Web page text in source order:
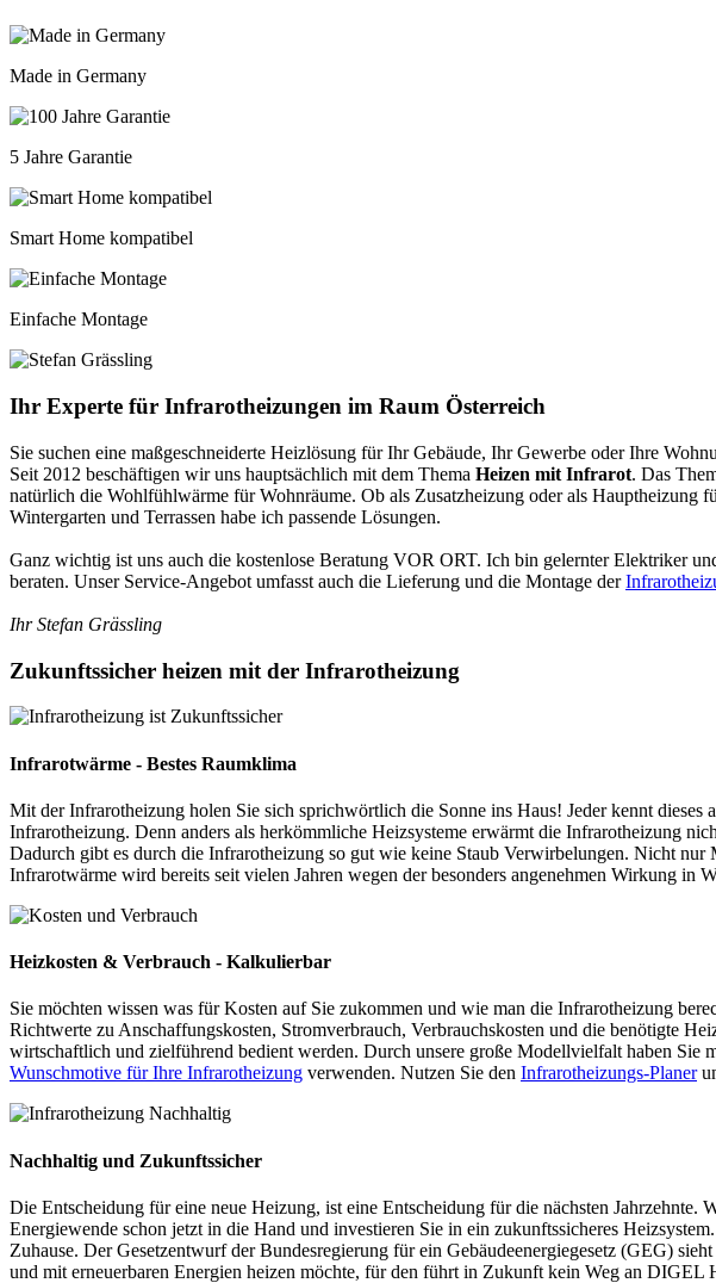
Made in Germany
5 Jahre Garantie
Smart Home kompatibel
Einfache Montage
Ihr Experte für Infrarotheizungen im Raum Österreich
Sie suchen eine maßgeschneiderte Heizlösung für Ihr Gebäude, Ihr Gewerbe oder Ihre
Seit 2012 beschäftigen wir uns hauptsächlich mit dem Thema Heizen mit Infrarot. Das
natürlich die Wohlfühlwärme für Wohnräume. Ob als Zusatzheizung oder als
Wintergarten und Terrassen habe ich passende Lösungen.
Ganz wichtig ist uns auch die kostenlose Beratung VOR ORT. Ich bin gelernter Elektriker
beraten. Unser Service-Angebot umfasst auch die Lieferung und die Montage der
Ihr Stefan Grässling
Zukunftssicher heizen mit der Infrarotheizung
Infrarotwärme - Bestes Raumklima
Mit der Infrarotheizung holen Sie sich sprichwörtlich die Sonne ins Haus! Jeder kennt
Infrarotheizung. Denn anders als herkömmliche Heizsysteme erwärmt die Infrarotheizung
Dadurch gibt es durch die Infrarotheizung so gut wie keine Staub Verwirbelungen. Nicht nur
Infrarotwärme wird bereits seit vielen Jahren wegen der besonders angenehmen Wirkung in
Heizkosten & Verbrauch - Kalkulierbar
Sie möchten wissen was für Kosten auf Sie zukommen und wie man die Infrarotheizung
Richtwerte zu Anschaffungskosten, Stromverbrauch, Verbrauchskosten und die benötigte
wirtschaftlich und zielführend bedient werden. Durch unsere große Modellvielfalt haben Sie
Wunschmotive für Ihre Infrarotheizung verwenden. Nutzen Sie den Infrarotheizungs-Planer
Nachhaltig und Zukunftssicher
Die Entscheidung für eine neue Heizung, ist eine Entscheidung für die nächsten
Energiewende schon jetzt in die Hand und investieren Sie in ein zukunftssicheres
Zuhause. Der Gesetzentwurf der Bundesregierung für ein Gebäudeenergiegesetz (GEG)
und mit erneuerbaren Energien heizen möchte, für den führt in Zukunft kein Weg an DIGEL